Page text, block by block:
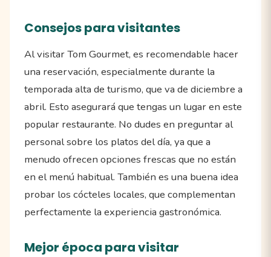
Consejos para visitantes
Al visitar Tom Gourmet, es recomendable hacer
una reservación, especialmente durante la
temporada alta de turismo, que va de diciembre a
abril. Esto asegurará que tengas un lugar en este
popular restaurante. No dudes en preguntar al
personal sobre los platos del día, ya que a
menudo ofrecen opciones frescas que no están
en el menú habitual. También es una buena idea
probar los cócteles locales, que complementan
perfectamente la experiencia gastronómica.
Mejor época para visitar